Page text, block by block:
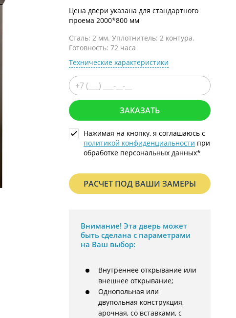
Цена двери указана для стандартного
проема 2000*800 мм
Сталь: 2 мм. Уплотнитель: 2 контура.
Готовность: 72 часа
Технические характеристики
ЗАКАЗАТЬ
Нажимая на кнопку, я соглашаюсь с
политикой конфиденциальности при
обработке персональных данных*
РАСЧЕТ ПОД ВАШИ ЗАМЕРЫ
Внимание! Эта дверь может
быть сделана с параметрами
на Ваш выбор:
Внутреннее открывание или
внешнее открывание;
Однопольная или
двупольная конструкция,
арочная, со вставками, с